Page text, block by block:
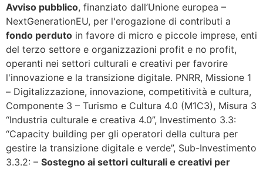
Avviso pubblico, finanziato dall’Unione europea –
NextGenerationEU, per l'erogazione di contributi a
fondo perduto in favore di micro e piccole imprese, enti
del terzo settore e organizzazioni profit e no profit,
operanti nei settori culturali e creativi per favorire
l'innovazione e la transizione digitale. PNRR, Missione 1
– Digitalizzazione, innovazione, competitività e cultura,
Componente 3 – Turismo e Cultura 4.0 (M1C3), Misura 3
“Industria culturale e creativa 4.0”, Investimento 3.3:
“Capacity building per gli operatori della cultura per
gestire la transizione digitale e verde”, Sub-Investimento
3.3.2: – Sostegno ai settori culturali e creativi per